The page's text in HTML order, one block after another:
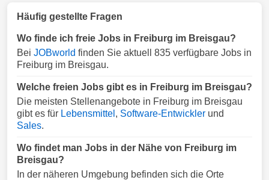
Häufig gestellte Fragen
Wo finde ich freie Jobs in Freiburg im Breisgau?
Bei JOBworld finden Sie aktuell 835 verfügbare Jobs in
Freiburg im Breisgau.
Welche freien Jobs gibt es in Freiburg im Breisgau?
Die meisten Stellenangebote in Freiburg im Breisgau
gibt es für Lebensmittel , Software-Entwickler und
Sales.
Wo findet man Jobs in der Nähe von Freiburg im
Breisgau?
In der näheren Umgebung befinden sich die Orte